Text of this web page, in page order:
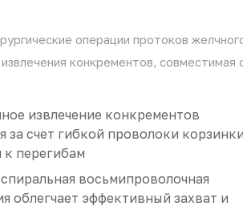
операции протоков
конкрементов, совместимая
извлечение конкрементов
за счет гибкой проволоки
к перегибам
восьмипроволочная
облегчает эффективный захват и